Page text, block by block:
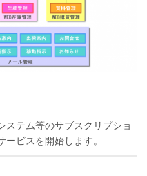
ステム等のサブスクリプショ
ビスを開始します。